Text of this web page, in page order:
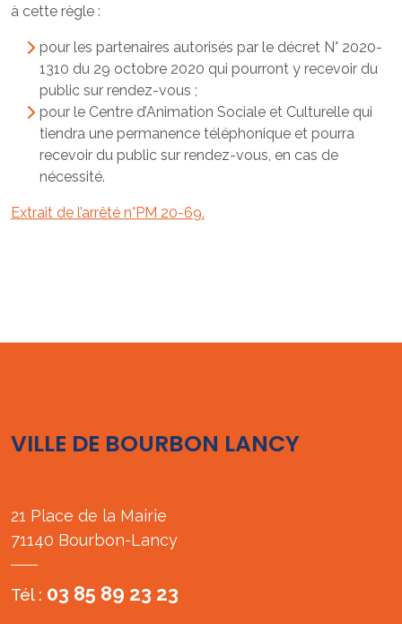
à cette règle :
pour les partenaires autorisés par le décret N° 2020-
1310 du 29 octobre 2020 qui pourront y recevoir du
public sur rendez-vous ;
pour le Centre d’Animation Sociale et Culturelle qui
tiendra une permanence téléphonique et pourra
recevoir du public sur rendez-vous, en cas de
nécessité.
Extrait de l’arrêté n°PM 20-69.
VILLE DE BOURBON LANCY
21 Place de la Mairie
71140 Bourbon-Lancy
Tél : 03 85 89 23 23